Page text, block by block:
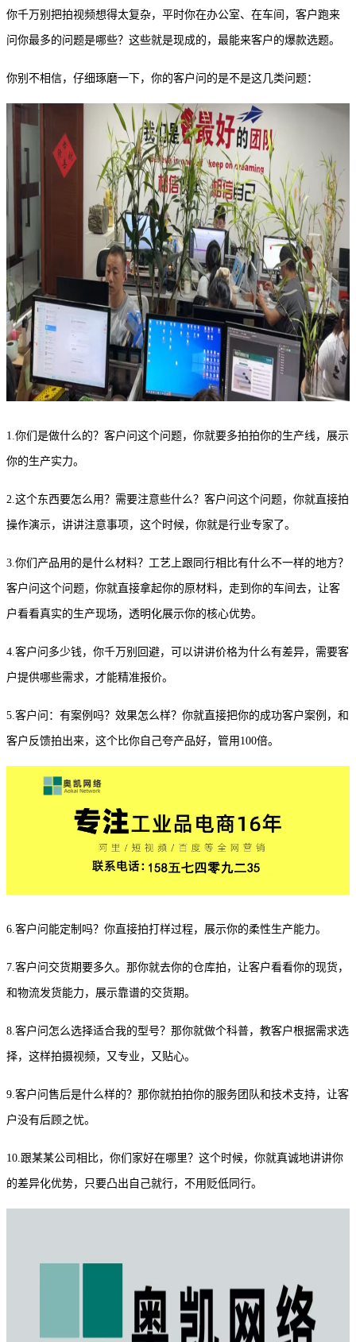
你千万别把拍视频想得太复杂，平时你在办公室、在车间，客户跑来
问你最多的问题是哪些？这些就是现成的，最能来客户的爆款选题。
你别不相信，仔细琢磨一下，你的客户问的是不是这几类问题：
1.你们是做什么的？客户问这个问题，你就要多拍拍你的生产线，展示
你的生产实力。
2.这个东西要怎么用？需要注意些什么？客户问这个问题，你就直接拍
操作演示，讲讲注意事项，这个时候，你就是行业专家了。
3.你们产品用的是什么材料？工艺上跟同行相比有什么不一样的地方？
客户问这个问题，你就直接拿起你的原材料，走到你的车间去，让客
户看看真实的生产现场，透明化展示你的核心优势。
4.客户问多少钱，你千万别回避，可以讲讲价格为什么有差异，需要客
户提供哪些需求，才能精准报价。
5.客户问：有案例吗？效果怎么样？你就直接把你的成功客户案例，和
客户反馈拍出来，这个比你自己夸产品好，管用100倍。
6.客户问能定制吗？你直接拍打样过程，展示你的柔性生产能力。
7.客户问交货期要多久。那你就去你的仓库拍，让客户看看你的现货，
和物流发货能力，展示靠谱的交货期。
8.客户问怎么选择适合我的型号？那你就做个科普，教客户根据需求选
择，这样拍摄视频，又专业，又贴心。
9.客户问售后是什么样的？那你就拍拍你的服务团队和技术支持，让客
户没有后顾之忧。
10.跟某某公司相比，你们家好在哪里？这个时候，你就真诚地讲讲你
的差异化优势，只要凸出自己就行，不用贬低同行。